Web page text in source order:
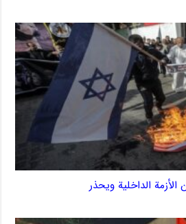
الداخلية ويحذر